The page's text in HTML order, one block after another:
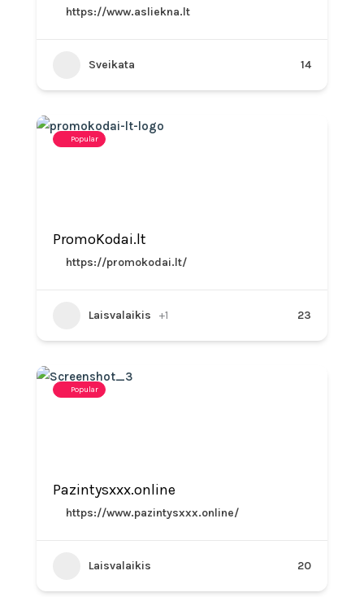
https://www.asliekna.lt
Sveikata 14
Popular
PromoKodai.lt
https://promokodai.lt/
Laisvalaikis +1 23
Popular
Pazintysxxx.online
https://www.pazintysxxx.online/
Laisvalaikis 20